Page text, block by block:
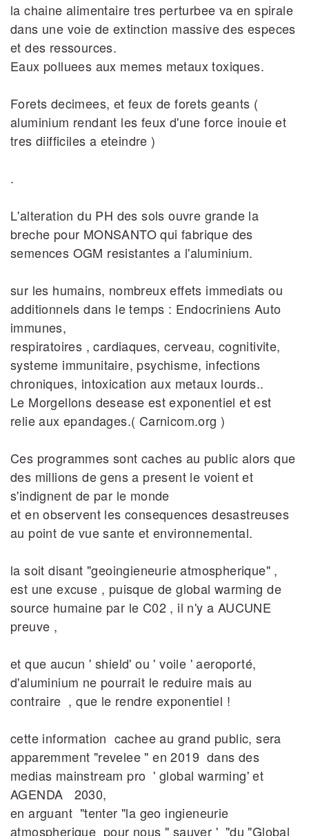
la chaine alimentaire tres perturbee va en spirale
dans une voie de extinction massive des especes
et des ressources.
Eaux polluees aux memes metaux toxiques.
Forets decimees, et feux de forets geants (
aluminium rendant les feux d'une force inouie et
tres diifficiles a eteindre )
.
L'alteration du PH des sols ouvre grande la
breche pour MONSANTO qui fabrique des
semences OGM resistantes a l'aluminium.
sur les humains, nombreux effets immediats ou
additionnels dans le temps : Endocriniens Auto
immunes,
respiratoires , cardiaques, cerveau, cognitivite,
systeme immunitaire, psychisme, infections
chroniques, intoxication aux metaux lourds..
Le Morgellons desease est exponentiel et est
relie aux epandages.( Carnicom.org )
Ces programmes sont caches au public alors que
des millions de gens a present le voient et
s'indignent de par le monde
et en observent les consequences desastreuses
au point de vue sante et environnemental.
la soit disant "geoingieneurie atmospherique" ,
est une excuse , puisque de global warming de
source humaine par le C02 , il n'y a AUCUNE
preuve ,
et que aucun ' shield' ou ' voile ' aeroporté,
d'aluminium ne pourrait le reduire mais au
contraire , que le rendre exponentiel !
cette information cachee au grand public, sera
apparemment "revelee " en 2019 dans des
medias mainstream pro ' global warming' et
AGENDA 2030,
en arguant "tenter "la geo ingieneurie
atmospherique pour nous " sauver ' "du "Global